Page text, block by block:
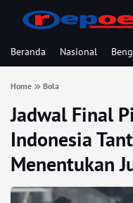
Beranda Nasional
Home Bola
Jadwal Final
Indonesia
Menentukan